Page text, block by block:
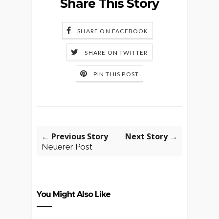
Share This Story
SHARE ON FACEBOOK
SHARE ON TWITTER
PIN THIS POST
← Previous Story
Neuerer Post
Next Story →
You Might Also Like